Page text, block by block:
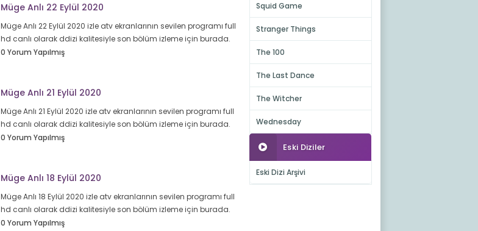
Müge Anlı 22 Eylül 2020
Müge Anlı 22 Eylül 2020 izle atv ekranlarının sevilen programı full
hd canlı olarak ddizi kalitesiyle son bölüm izleme için burada.
0 Yorum Yapılmış
Müge Anlı 21 Eylül 2020
Müge Anlı 21 Eylül 2020 izle atv ekranlarının sevilen programı full
hd canlı olarak ddizi kalitesiyle son bölüm izleme için burada.
0 Yorum Yapılmış
Müge Anlı 18 Eylül 2020
Müge Anlı 18 Eylül 2020 izle atv ekranlarının sevilen programı full
hd canlı olarak ddizi kalitesiyle son bölüm izleme için burada.
0 Yorum Yapılmış
Squid Game
Stranger Things
The 100
The Last Dance
The Witcher
Wednesday
Eski Diziler
Eski Dizi Arşivi